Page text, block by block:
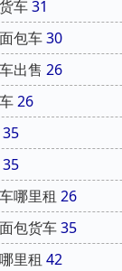
车31
包车30
出售 26
26
35
35
哪里租 26
包货车35
里租 42